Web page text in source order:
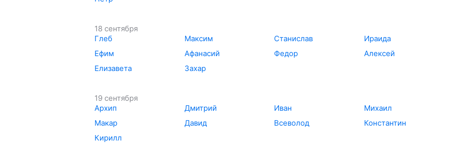
18 сентября
Глеб
Максим Станислав
Ираида
Ефим
Афанасий Федор
Алексей
Елизавета
Захар
19 сентября
Архип
Дмитрий Иван
Михаил
Макар
Давид Всеволод
Константин
Кирилл